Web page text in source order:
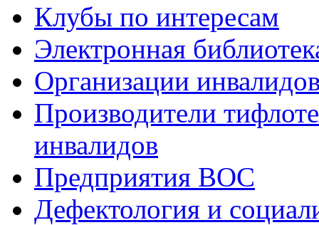
Клубы по интересам
Электронная
Организации
Производители
инвалидов
Предприятия ВОС
Дефектология и